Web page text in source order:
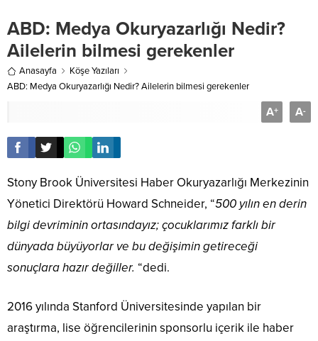
ABD: Medya Okuryazarlığı Nedir?
Ailelerin bilmesi gerekenler
Anasayfa
Köşe Yazıları
ABD: Medya Okuryazarlığı Nedir? Ailelerin bilmesi gerekenler
A+ A-
Stony Brook Üniversitesi Haber Okuryazarlığı Merkezinin
Yönetici Direktörü Howard Schneider, “500 yılın en derin
bilgi devriminin ortasındayız; çocuklarımız farklı bir
dünyada büyüyorlar ve bu değişimin getireceği
sonuçlara hazır değiller. “dedi.
2016 yılında Stanford Üniversitesinde yapılan bir
araştırma, lise öğrencilerinin sponsorlu içerik ile haber